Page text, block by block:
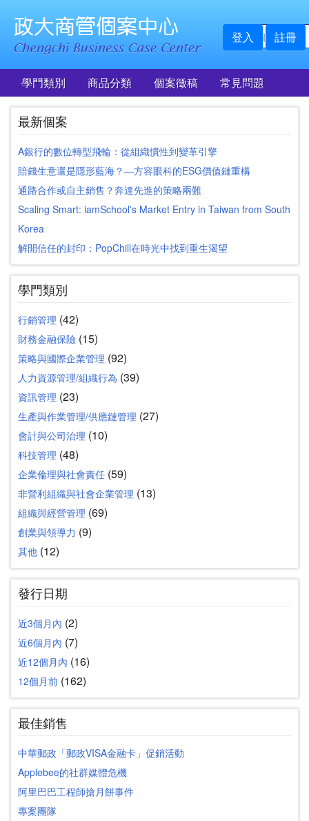
登入 註冊
學門類別 商品分類 個案徵稿 常見問題
最新個案
A銀行的數位轉型飛輪：從組織慣性到變革引擎
賠錢生意還是隱形藍海？—方容眼科的ESG價值鏈重構
通路合作或自主銷售？奔達先進的策略兩難
Scaling Smart: iamSchool's Market Entry in Taiwan from South
Korea
解開信任的封印：PopChill在時光中找到重生渴望
學門類別
行銷管理 (42)
財務金融保險 (15)
策略與國際企業管理 (92)
人力資源管理/組織行為 (39)
資訊管理 (23)
生產與作業管理/供應鏈管理 (27)
會計與公司治理 (10)
科技管理 (48)
企業倫理與社會責任 (59)
非營利組織與社會企業管理 (13)
組織與經營管理 (69)
創業與領導力 (9)
其他 (12)
發行日期
近3個月內 (2)
近6個月內 (7)
近12個月內 (16)
12個月前 (162)
最佳銷售
中華郵政「郵政VISA金融卡」促銷活動
Applebee的社群媒體危機
阿里巴巴工程師搶月餅事件
專案團隊